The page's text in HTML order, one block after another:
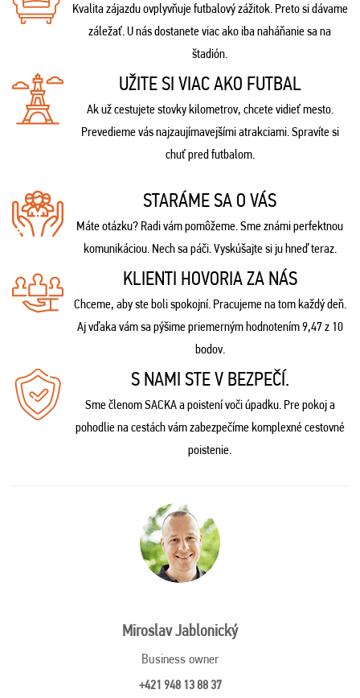
Kvalita zájazdu ovplyvňuje futbalový zážitok. Preto si dávame
záležať. U nás dostanete viac ako iba naháňanie sa na
štadión.
UŽITE SI VIAC AKO FUTBAL
Ak už cestujete stovky kilometrov, chcete vidieť mesto.
Prevedieme vás najzaujímavejšími atrakciami. Spravíte si
chuť pred futbalom.
STARÁME SA O VÁS
Máte otázku? Radi vám pomôžeme. Sme známi perfektnou
komunikáciou. Nech sa páči. Vyskúšajte si ju hneď teraz.
KLIENTI HOVORIA ZA NÁS
Chceme, aby ste boli spokojní. Pracujeme na tom každý deň.
Aj vďaka vám sa pýšime priemerným hodnotením 9,47 z 10
bodov.
S NAMI STE V BEZPEČÍ.
Sme členom SACKA a poistení voči úpadku. Pre pokoj a
pohodlie na cestách vám zabezpečíme komplexné cestovné
poistenie.
Miroslav Jablonický
Business owner
+421 948 13 88 37